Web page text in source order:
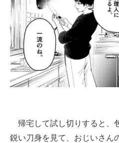
帰宅して試し切りすると、
鋭い刀身を見て、おじいさん